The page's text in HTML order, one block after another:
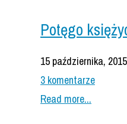
Potęgo
15 października, 2015
3 komentarze
Read more...